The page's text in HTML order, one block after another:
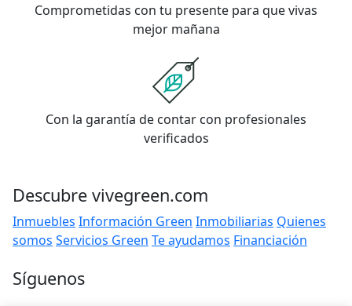
Comprometidas con tu presente para que vivas
mejor mañana
Con la garantía de contar con profesionales
verificados
Descubre vivegreen.com
Inmuebles Información Green Inmobiliarias Quienes
somos Servicios Green Te ayudamos Financiación
Síguenos